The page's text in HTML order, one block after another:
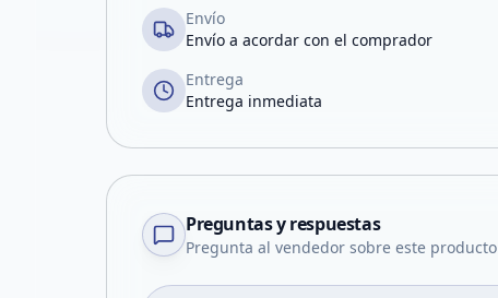
Envío
Envío a acordar con el comprador
Entrega
Entrega inmediata
Preguntas y respuestas
Pregunta al vendedor sobre este producto